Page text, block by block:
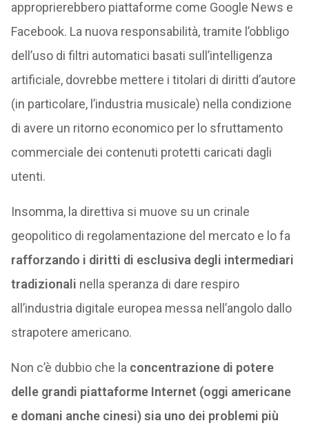
approprierebbero piattaforme come Google News e
Facebook. La nuova responsabilità, tramite l’obbligo
dell’uso di filtri automatici basati sull’intelligenza
artificiale, dovrebbe mettere i titolari di diritti d’autore
(in particolare, l’industria musicale) nella condizione
di avere un ritorno economico per lo sfruttamento
commerciale dei contenuti protetti caricati dagli
utenti.
Insomma, la direttiva si muove su un crinale
geopolitico di regolamentazione del mercato e lo fa
rafforzando i diritti di esclusiva degli intermediari
tradizionali nella speranza di dare respiro
all’industria digitale europea messa nell’angolo dallo
strapotere americano.
Non c’è dubbio che la concentrazione di potere
delle grandi piattaforme Internet (oggi americane
e domani anche cinesi) sia uno dei problemi più